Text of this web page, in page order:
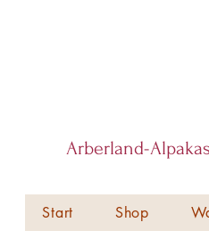
Arberland-Alpakas
Start Shop